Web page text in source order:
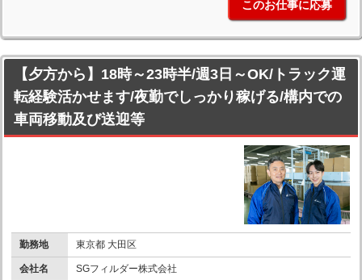
このお仕事に応募
【夕方から】18時～23時半/週3日～OK/トラック運
転経験活かせます/夜勤でしっかり稼げる/構内での
車両移動及び送迎等
勤務地 東京都 大田区
会社名 SGフィルダー株式会社